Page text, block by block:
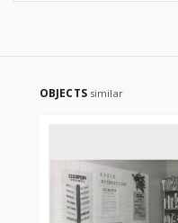
OBJECTS similar